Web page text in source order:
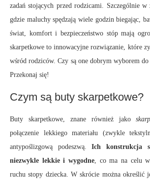
zadań stojących przed rodzicami. Szczególnie w
gdzie maluchy spędzają wiele godzin biegając,
świat, komfort i bezpieczeństwo stóp mają
skarpetkowe to innowacyjne rozwiązanie, które
wśród rodziców. Czy są one dobrym wyborem do
Przekonaj się!
Czym są buty skarpetkowe?
Buty skarpetkowe, znane również jako
połączenie lekkiego materiału (zwykle
antypoślizgową podeszwą.Ich konstrukcja
niezwykle lekkie i wygodne, co ma na celu
ruchu stopy dziecka. W skrócie można określić